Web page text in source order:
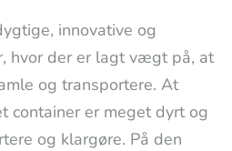
innovative og
hvor der er lagt vægt på, at
og transportere. At
container er meget dyrt og
og klargøre. På den